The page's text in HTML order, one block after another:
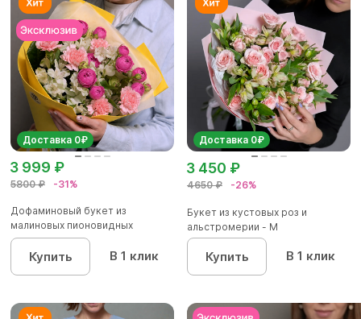
Доставка 0₽
5800 ₽ -31%
3 999 ₽
Дофаминовый букет из
малиновых пионовидных
кустовых роз...
Купить В 1 клик
Доставка 0₽
4650 ₽ -26%
3 450 ₽
Букет из кустовых роз и
альстромерии - М
Купить В 1 клик